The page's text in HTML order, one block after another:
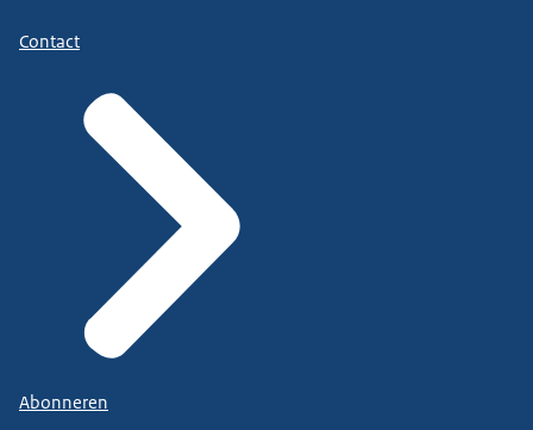
Contact
Abonneren